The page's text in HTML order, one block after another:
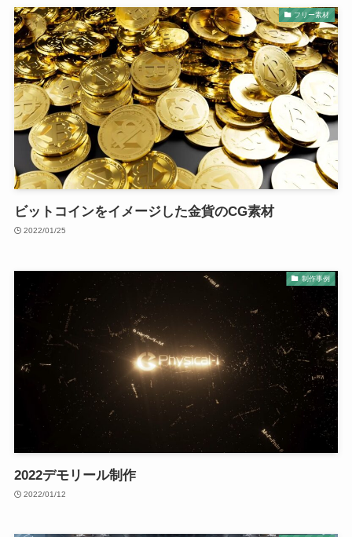
フリー素材
ビットコインをイメージした金貨のCG素材
2022/01/25
制作事例
2022デモリール制作
2022/01/12